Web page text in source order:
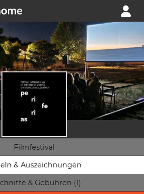
Filmfestival
& Auszeichnungen
& Gebühren (1)